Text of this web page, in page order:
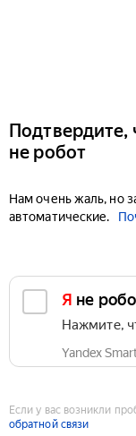
Подтвердите,
не робот
Нам очень жаль, но
автоматические.
Я не
Нажмите,
Yandex
Если у вас возникли
обратной связи